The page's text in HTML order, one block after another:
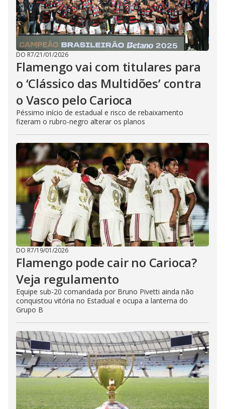
DO R7/21/01/2026
Flamengo vai com titulares para
o ‘Clássico das Multidões’ contra
o Vasco pelo Carioca
Péssimo início de estadual e risco de rebaixamento
fizeram o rubro-negro alterar os planos
DO R7/19/01/2026
Flamengo pode cair no Carioca?
Veja regulamento
Equipe sub-20 comandada por Bruno Pivetti ainda não
conquistou vitória no Estadual e ocupa a lanterna do
Grupo B